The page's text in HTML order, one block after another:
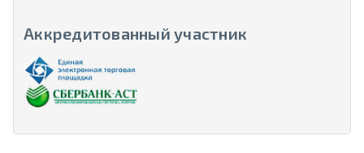
Аккредитованный участник